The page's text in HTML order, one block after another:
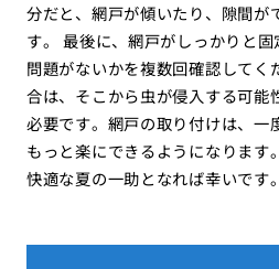
分だと、網戸が傾いたり、隙間が
す。 最後に、網戸がしっかりと
問題がないかを複数回確認してく
合は、そこから虫が侵入する可能
必要です。網戸の取り付けは、一
もっと楽にできるようになります
快適な夏の一助となれば幸いです。